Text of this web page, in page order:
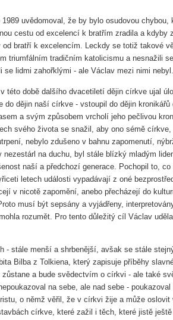
uvědomoval, že by bylo osudovou chybou,
cestu od excelencí k bratřím zradila a kdyby
od bratří k excelencím. Leckdy se totiž takové
triumfálním tradičním katolicismu a nesnažili
se lidmi zahořklými - ale Václav mezi nimi nebyl.
této době dalšího dvacetiletí dějin církve ujal
do dějin naší církve - vstoupil do dějin
a svým způsobem vrcholí jeho pečlivou
svého života se snažil, aby ono sémě církve,
nebylo zdušeno v bahnu zapomenutí,
nezestárl na duchu, byl stále blízký mladým
naší a předchozí generace. Pochopil to, co
letech události vypadávají z oné
v nicotě zapomění, anebo přecházejí do
musí být sepsány a vyjádřeny,
rozumět. Pro tento důležitý cíl Václav
- stále menší a shrbenější, avšak se stále
Bilba z Tolkiena, který zapisuje příběhy
zůstane a bude svědectvím o církvi - ale také
na sebe, ale nad sebe -
o němž věřil, že v církvi žije a může oslovit
církve, které zažil i těch, které jistě ještě